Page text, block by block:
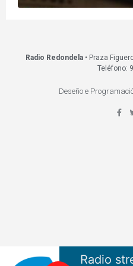
Radio Redondela• Praza
Teléfono:
Deseño e